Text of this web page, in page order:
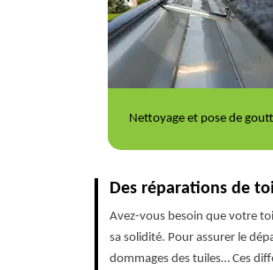
Nettoyage et ravalement
Des réparations de
Avez-vous besoin que votre
sa solidité. Pour assurer le
dommages des tuiles… Ces